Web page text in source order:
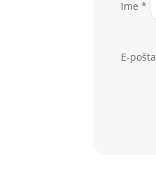
Ime *
E-pošta